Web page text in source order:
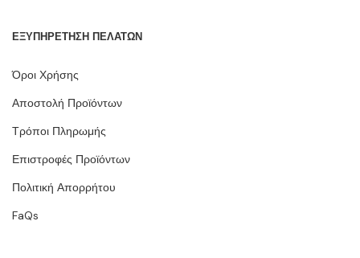
ΕΞΥΠΗΡΕΤΗΣΗ ΠΕΛΑΤΩΝ
Όροι Χρήσης
Αποστολή Προϊόντων
Τρόποι Πληρωμής
Επιστροφές Προϊόντων
Πολιτική Απορρήτου
FaQs